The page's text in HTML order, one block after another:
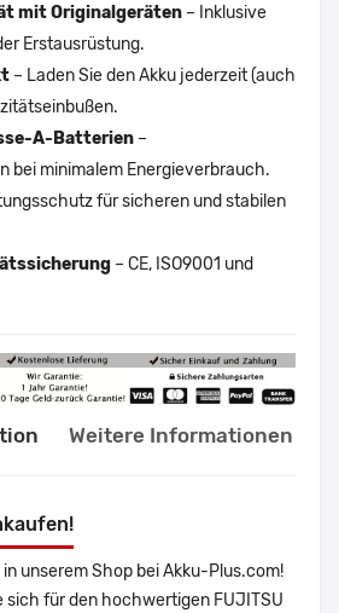
mit Originalgeräten – Inklusive
Erstausrüstung.
– Laden Sie den Akku jederzeit (auch
A-Batterien –
bei minimalem Energieverbrauch.
für sicheren und stabilen
– CE, ISO9001 und
Weitere Informationen
unserem Shop bei Akku-Plus.com!
sich für den hochwertigen FUJITSU